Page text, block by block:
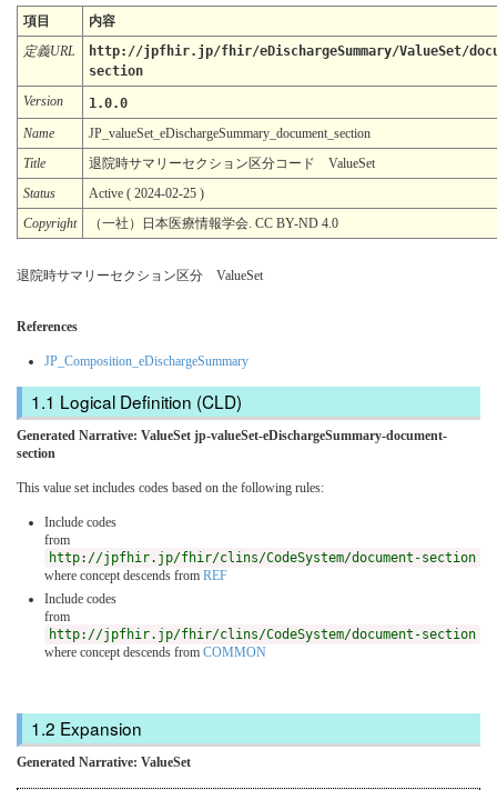
項目
内容
定義URL
http://jpfhir.jp/fhir/eDischargeSummary/ValueSet/
section
Version
1.0.0
Name
JP_valueSet_eDischargeSummary_document_section
Title
退院時サマリーセクション区分コード ValueSet
Status
Active ( 2024-02-25 )
Copyright
（一社）日本医療情報学会. CC BY-ND 4.0
退院時サマリーセクション区分 ValueSet
References
JP_Composition_eDischargeSummary
Logical Definition (CLD)
Generated Narrative: ValueSet jp-valueSet-eDischargeSummary-document-
section
This value set includes codes based on the following rules:
Include codes
from
http://jpfhir.jp/fhir/clins/CodeSystem/document-section
where concept descends from REF
Include codes
from
http://jpfhir.jp/fhir/clins/CodeSystem/document-section
where concept descends from COMMON
Expansion
Generated Narrative: ValueSet